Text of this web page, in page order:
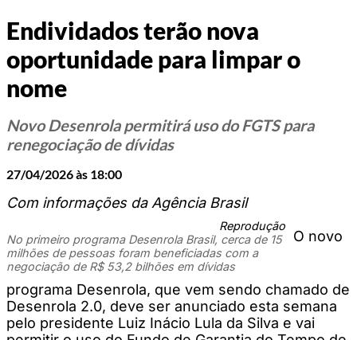
Endividados terão nova
oportunidade para limpar o
nome
Novo Desenrola permitirá uso do FGTS para
renegociação de dívidas
27/04/2026 às 18:00
Com informações da Agência Brasil
Reprodução
No primeiro programa Desenrola Brasil, cerca de 15
milhões de pessoas foram beneficiadas com a
negociação de R$ 53,2 bilhões em dívidas
O novo
programa Desenrola, que vem sendo chamado de
Desenrola 2.0, deve ser anunciado esta semana
pelo presidente Luiz Inácio Lula da Silva e vai